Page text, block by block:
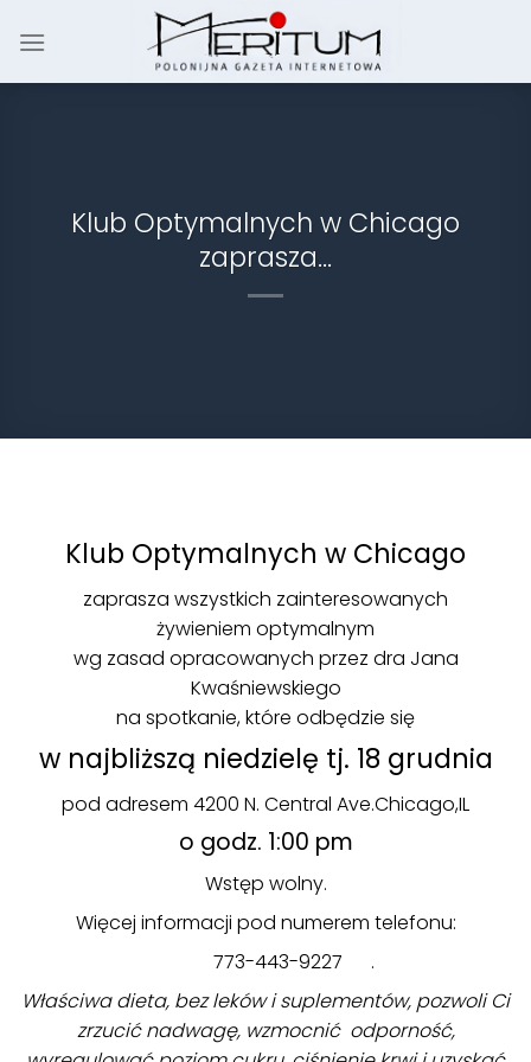
Klub Optymalnych w Chicago
zaprasza…
Klub Optymalnych w Chicago
zaprasza wszystkich zainteresowanych
żywieniem optymalnym
wg zasad opracowanych przez dra Jana
Kwaśniewskiego
na spotkanie, które odbędzie się
w najbliższą niedzielę tj. 18 grudnia
pod adresem 4200 N. Central Ave.Chicago,IL
o godz. 1:00 pm
Wstęp wolny.
Więcej informacji pod numerem telefonu:
773-443-9227 .
Właściwa dieta, bez leków i suplementów, pozwoli Ci
zrzucić nadwagę, wzmocnić odporność,